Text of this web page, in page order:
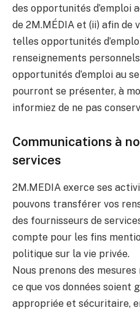
des opportunités d’emploi
de 2M.MÉDIA et (ii) afin de
telles opportunités
renseignements
opportunités d’emploi au
pourront se présenter, à
informiez de ne pas
Communications à
services
2M.MEDIA exerce ses
pouvons transférer vos
des fournisseurs de
compte pour les fins
politique sur la vie privée.
Nous prenons des
ce que vos données soient
appropriée et sécuritaire,